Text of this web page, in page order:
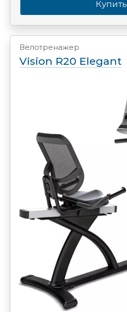
Купить
Велотренажер
Vision R20 Elegant